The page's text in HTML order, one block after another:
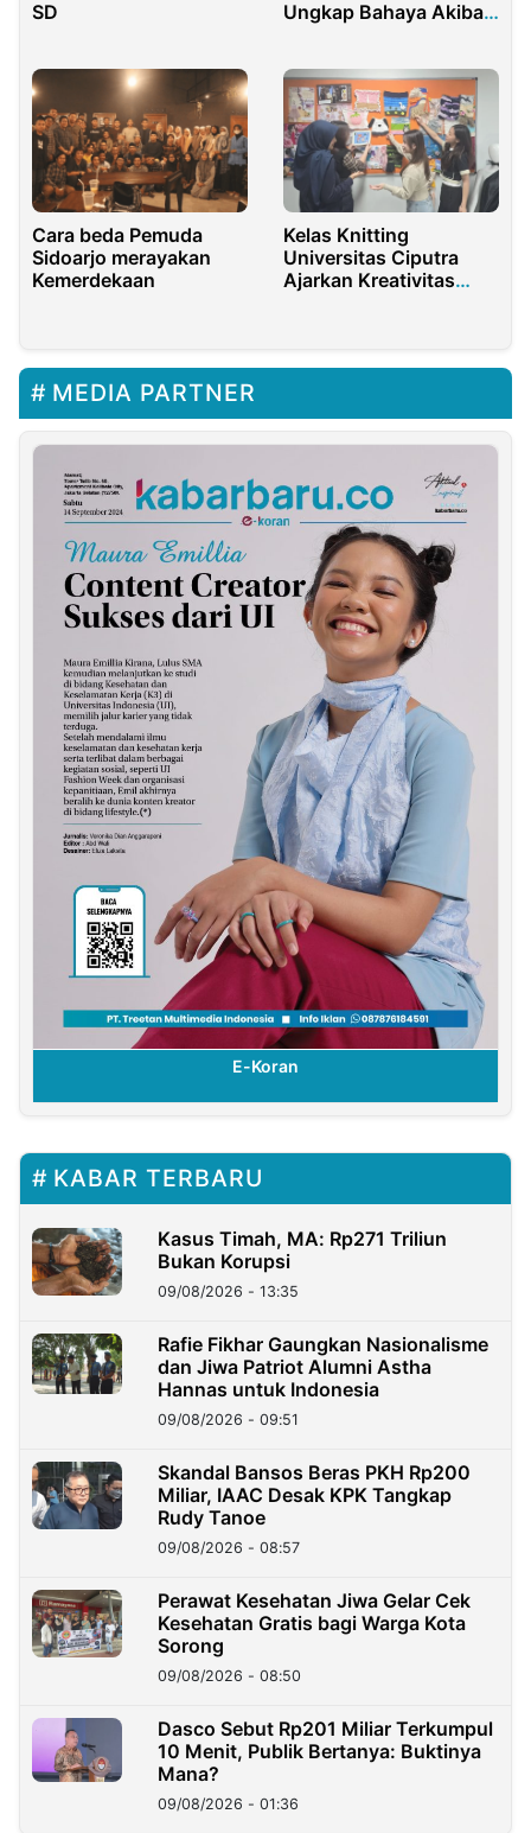
SD
Ungkap Bahaya Akibat
Cara beda Pemuda
Sidoarjo merayakan
Kemerdekaan
Kelas Knitting
Universitas Ciputra
Ajarkan Kreativitas
MEDIA PARTNER
KABAR TERBARU
Kasus Timah, MA: Rp271 Triliun
Bukan Korupsi
09/08/2026 - 13:35
Rafie Fikhar Gaungkan Nasionalisme
dan Jiwa Patriot Alumni Astha
Hannas untuk Indonesia
09/08/2026 - 09:51
Skandal Bansos Beras PKH Rp200
Miliar, IAAC Desak KPK Tangkap
Rudy Tanoe
09/08/2026 - 08:57
Perawat Kesehatan Jiwa Gelar Cek
Kesehatan Gratis bagi Warga Kota
Sorong
09/08/2026 - 08:50
Dasco Sebut Rp201 Miliar Terkumpul
10 Menit, Publik Bertanya: Buktinya
Mana?
09/08/2026 - 01:36